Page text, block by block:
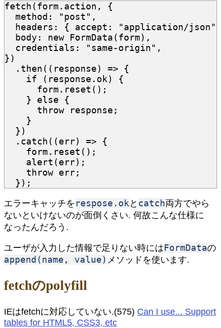
fetch(form . action ,
{
method : "post" ,
headers : { accept :
"application/json"
body : new FormData(form),
credentials : "same-origin" ,
})
. then(( response) =>
{
if
( response . ok)
{
form . reset ();
}
else
{
throw
response ;
}
})
. catch((err) =>
{
form . reset ();
alert (err);
throw err;
});
エラーキャッチを respose.ok と catch両方でやら
ないといけないのが面倒くさい. 何故こんな仕様に
なったんだろう.
ユーザが入力した情報で足りない時にはFormDataの
append(name, value) メソッドを使います.
fetchのpolyfill
IEはfetchに対応していない.(575) Can I use... Support
tables for HTML5, CSS3, etc